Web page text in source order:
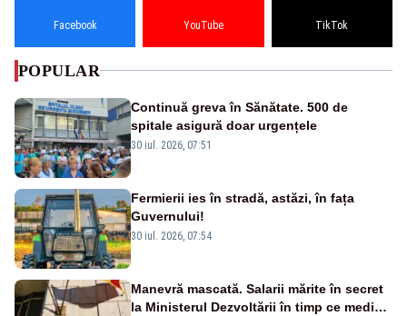
Facebook YouTube TikTok
POPULAR
Continuă greva în Sănătate. 500 de
spitale asigură doar urgențele
30 iul. 2026, 07:51
Fermierii ies în stradă, astăzi, în fața
Guvernului!
30 iul. 2026, 07:54
Manevră mascată. Salarii mărite în secret
la Ministerul Dezvoltării în timp ce medicii